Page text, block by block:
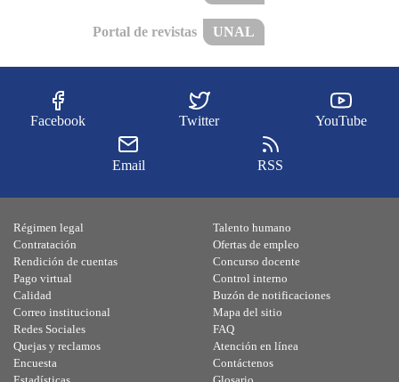
Portal de revistas UNAL
Facebook Twitter YouTube
Email RSS
Régimen legal
Contratación
Rendición de cuentas
Pago virtual
Calidad
Talento humano
Ofertas de empleo
Concurso docente
Control interno
Buzón de notificaciones
Correo institucional
Redes Sociales
Quejas y reclamos
Encuesta
Mapa del sitio
FAQ
Atención en línea
Contáctenos